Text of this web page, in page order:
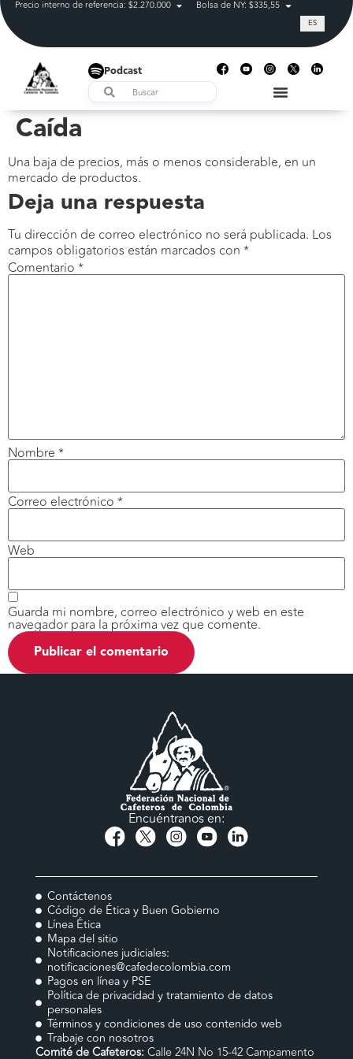
Precio interno de referencia: $2.270.000 Bolsa de NY: $335,55 Tasa de
ES
Podcast
Caída
Una baja de precios, más o menos considerable, en un
mercado de productos.
Deja una respuesta
Tu dirección de correo electrónico no será publicada. Los
campos obligatorios están marcados con *
Comentario *
Nombre *
Correo electrónico *
Web
Guarda mi nombre, correo electrónico y web en este
navegador para la próxima vez que comente.
Encuéntranos en:
Contáctenos
Código de Ética y Buen Gobierno
Línea Ética
Mapa del sitio
Notificaciones judiciales:
notificaciones@cafedecolombia.com
Pagos en línea y PSE
Política de privacidad y tratamiento de datos
personales
Términos y condiciones de uso contenido web
Trabaje con nosotros
Comité de Cafeteros: Calle 24N No 15-42 Campamento